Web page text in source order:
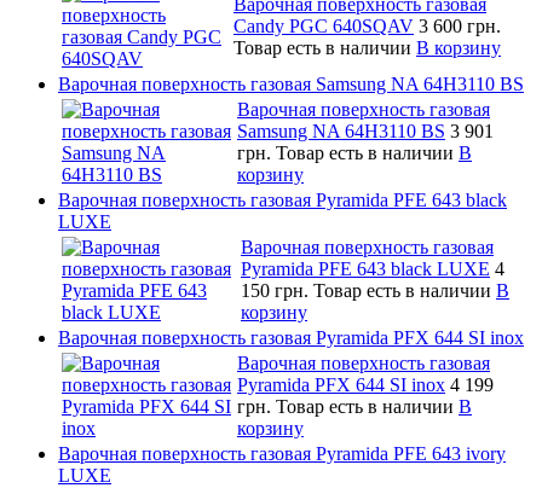
Candy PGC 640SQAV 3 600 грн.
Товар есть в наличии В корзину
Варочная поверхность газовая Samsung NA 64H3110 BS
Варочная поверхность газовая
Samsung NA 64H3110 BS 3 901
грн. Товар есть в наличии В
корзину
Варочная поверхность газовая Pyramida PFE 643 black
LUXE
Варочная поверхность газовая
Pyramida PFE 643 black LUXE 4
150 грн. Товар есть в наличии В
корзину
Варочная поверхность газовая Pyramida PFX 644 SI inox
Варочная поверхность газовая
Pyramida PFX 644 SI inox 4 199
грн. Товар есть в наличии В
корзину
Варочная поверхность газовая Pyramida PFE 643 ivory
LUXE